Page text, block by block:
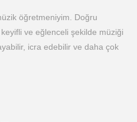
öğretmeniyim. Doğru
ve eğlenceli şekilde müziği
icra edebilir ve daha çok